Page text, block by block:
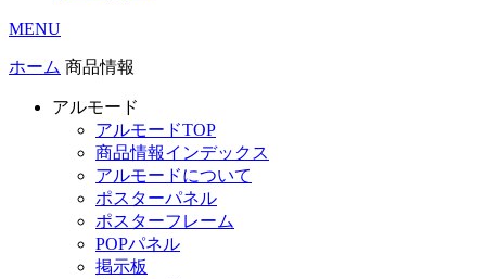
MENU
ホーム 商品情報
アルモード
アルモードTOP
商品情報インデックス
アルモードについて
ポスターパネル
ポスターフレーム
POPパネル
掲示板